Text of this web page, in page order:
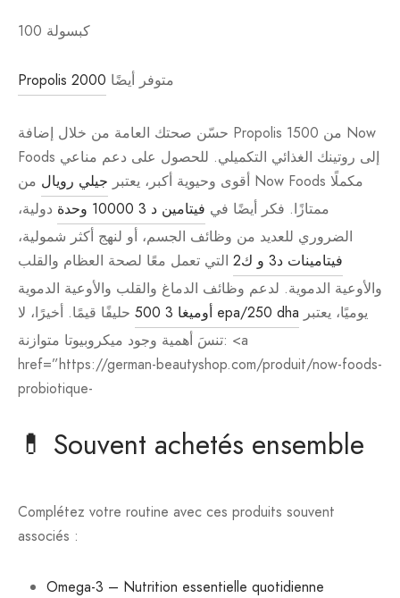
100 كبسولة
Propolis 2000 متوفر أيضًا
حسّن صحتك العامة من خلال إضافة Propolis 1500 من Now
Foods إلى روتينك الغذائي التكميلي. للحصول على دعم مناعي
أقوى وحيوية أكبر، يعتبر جيلي رويال من Now Foods مكملًا
ممتازًا. فكر أيضًا في فيتامين د 3 10000 وحدة
دولية،
الضروري للعديد من وظائف الجسم، أو لنهج أكثر شمولية،
فيتامينات د3 و ك2
التي تعمل معًا لصحة العظام والقلب
والأوعية الدموية. لدعم وظائف الدماغ والقلب والأوعية الدموية
يوميًا، يعتبر أوميغا 3 500 epa/250 dha
حليفًا قيمًا. أخيرًا، لا
تنسَ أهمية وجود ميكروبيوتا متوازنة: <a
href=”https://german-beautyshop.com/produit/now-foods-
probiotique-
💊 Souvent achetés ensemble
Complétez votre routine avec ces produits souvent
associés :
Omega-3 – Nutrition essentielle quotidienne